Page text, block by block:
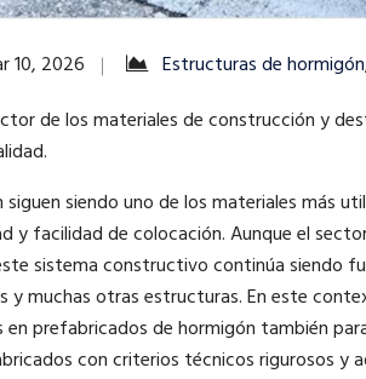
10, 2026 Estructuras de hormigón
de los materiales de construcción y
siendo uno de los materiales más
y facilidad de colocación. Aunque el
sistema constructivo continúa siendo
y muchas otras estructuras. En este
en prefabricados de hormigón también
con criterios técnicos rigurosos y